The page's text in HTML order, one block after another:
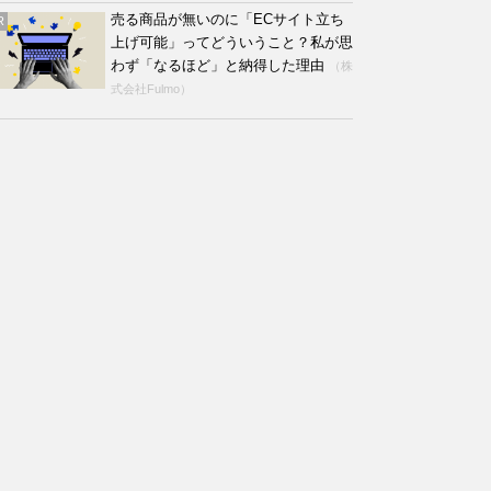
売る商品が無いのに「ECサイト立ち
上げ可能」ってどういうこと？私が思
わず「なるほど」と納得した理由
（株
式会社Fulmo）